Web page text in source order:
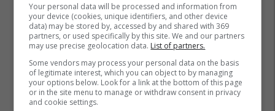
Your personal data will be processed and information from
your device (cookies, unique identifiers, and other device
data) may be stored by, accessed by and shared with 369
partners, or used specifically by this site. We and our partners
may use precise geolocation data. List of partners.
Some vendors may process your personal data on the basis
of legitimate interest, which you can object to by managing
your options below. Look for a link at the bottom of this page
or in the site menu to manage or withdraw consent in privacy
and cookie settings.